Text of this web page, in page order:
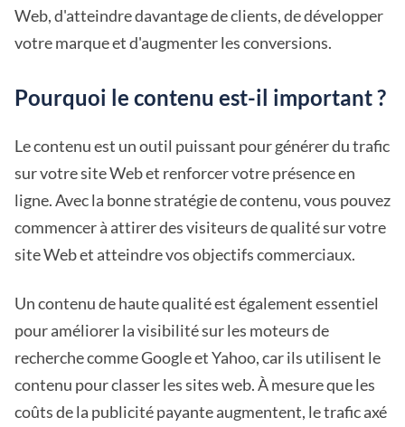
Web, d'atteindre davantage de clients, de développer
votre marque et d'augmenter les conversions.
Pourquoi le contenu est-il important ?
Le contenu est un outil puissant pour générer du trafic
sur votre site Web et renforcer votre présence en
ligne. Avec la bonne stratégie de contenu, vous pouvez
commencer à attirer des visiteurs de qualité sur votre
site Web et atteindre vos objectifs commerciaux.
Un contenu de haute qualité est également essentiel
pour améliorer la visibilité sur les moteurs de
recherche comme Google et Yahoo, car ils utilisent le
contenu pour classer les sites web. À mesure que les
coûts de la publicité payante augmentent, le trafic axé